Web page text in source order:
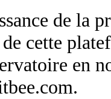
de la
cette
en